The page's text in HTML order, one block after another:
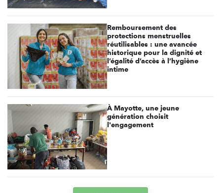
Remboursement des
protections menstruelles
réutilisables : une avancée
historique pour la dignité et
l’égalité d’accès à l’hygiène
intime
À Mayotte, une jeune
génération choisit
l'engagement